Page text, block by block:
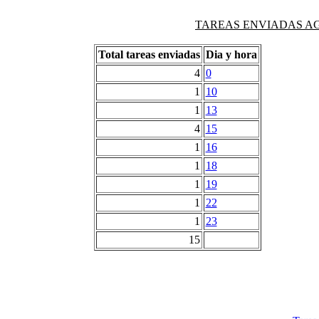
TAREAS ENVIADAS
Total tareas enviadas Dia y hora
4 0
1
10
1
13
4 15
1
16
1
18
1
19
1
22
1
23
15